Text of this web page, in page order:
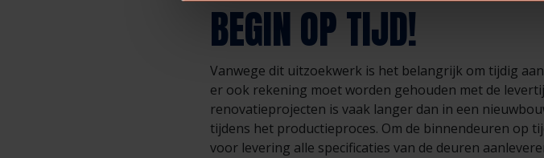
BEGIN OP TIJD!
Vanwege dit uitzoekwerk is het belangrijk om tijdig
er ook rekening moet worden gehouden met de
renovatieprojecten is vaak langer dan in een
tijdens het productieproces. Om de binnendeuren op
voor levering alle specificaties van de deuren